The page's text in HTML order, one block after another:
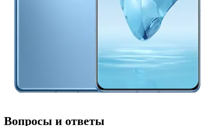
Вопросы и ответы